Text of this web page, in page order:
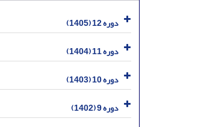
دوره 12 (1405)
دوره 11 (1404)
دوره 10 (1403)
دوره 9 (1402)